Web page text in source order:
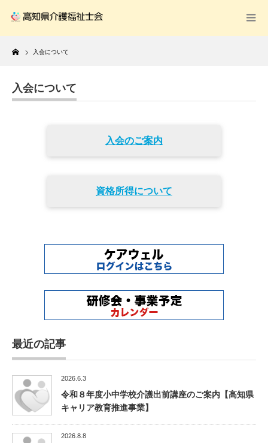
Home
入会について
入会について
入会のご案内
資格所得について
最近の記事
2026.6.3
令和８年度小中学校介護出前講座のご案内【高知県
キャリア教育推進事業】
2026.8.8